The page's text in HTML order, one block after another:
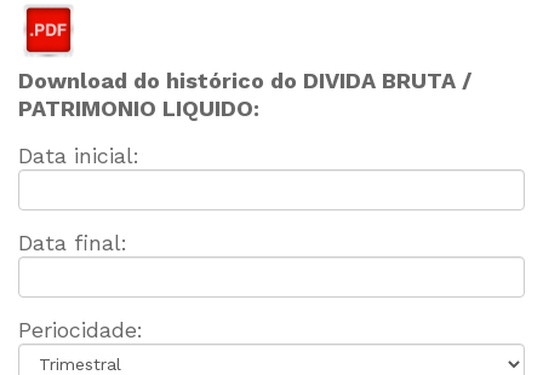
Download do histórico do DIVIDA BRUTA /
PATRIMONIO LIQUIDO:
Data inicial:
Data final:
Periocidade: